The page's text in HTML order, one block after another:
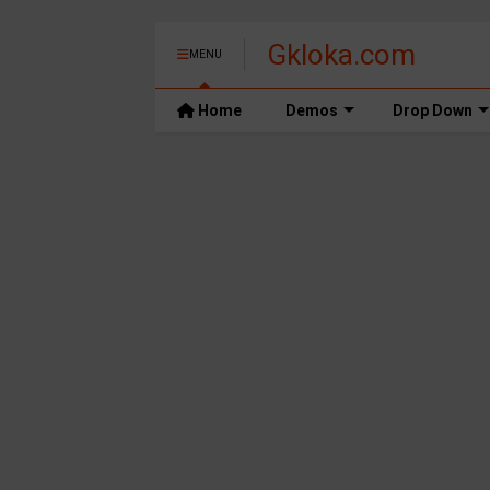
MENU Gkloka.com
Home Demos Drop Down